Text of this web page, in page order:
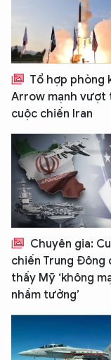
Tổ hợp phòng
Arrow mạnh vượt
cuộc chiến Iran
Chuyên gia:
chiến Trung Đông
thấy Mỹ ‘không
nhầm tưởng’